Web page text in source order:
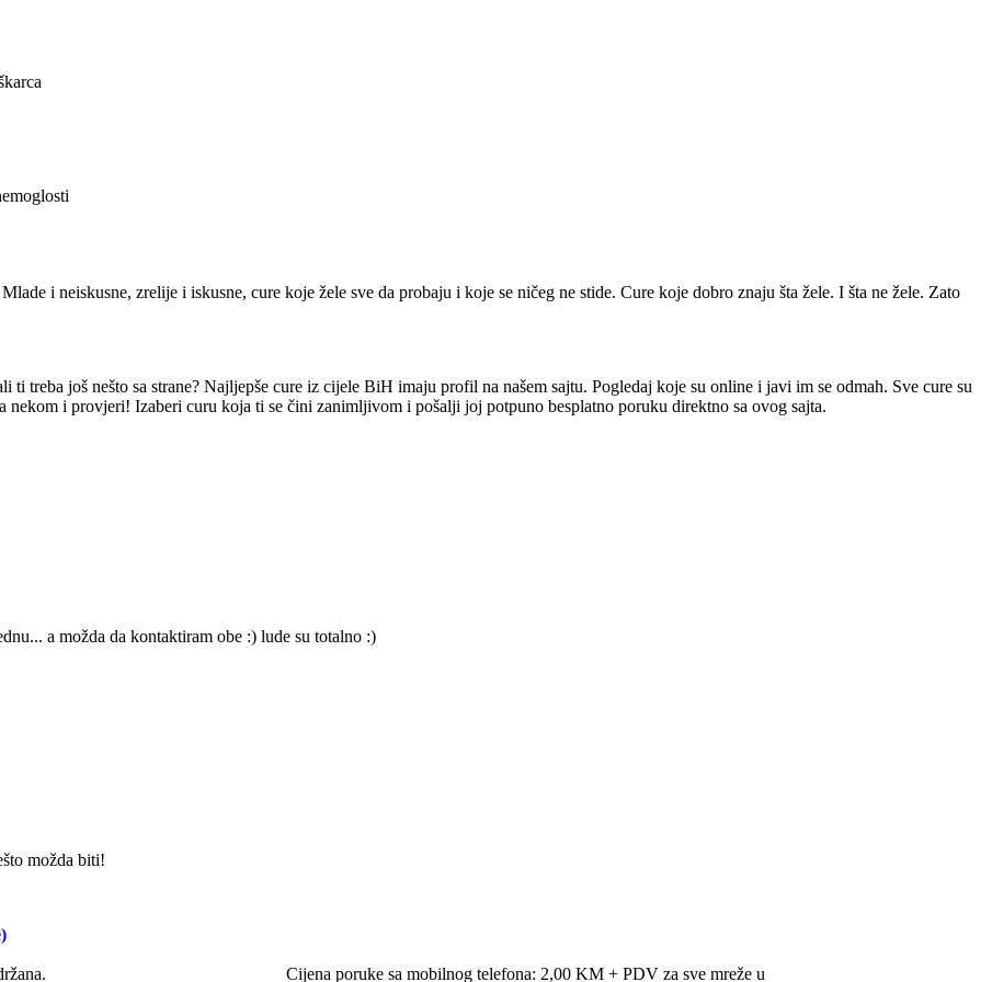
i neiskusne, zrelije i iskusne, cure koje žele sve da probaju i koje se ničeg ne stide. Cure koje dobro znaju šta žele. I šta ne žele. Zato
ti treba još nešto sa strane? Najljepše cure iz cijele BiH imaju profil na našem sajtu. Pogledaj koje su online i javi im se odmah. Sve cure su
nekom i provjeri! Izaberi curu koja ti se čini zanimljivom i pošalji joj potpuno besplatno poruku direktno sa ovog sajta.
a možda da kontaktiram obe :) lude su totalno :)
možda biti!
Cijena poruke sa mobilnog telefona: 2,00 KM + PDV za sve mreže u